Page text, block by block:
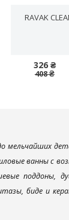
RAVAK
326 ₴
408 ₴
ванны с
биде и